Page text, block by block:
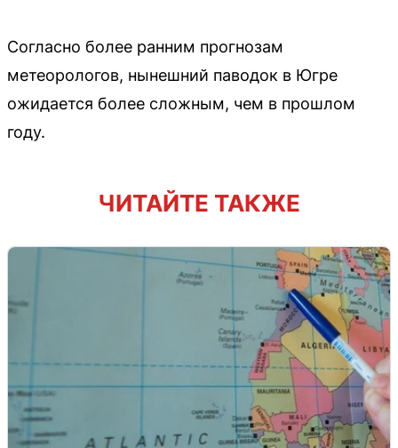
Согласно более ранним прогнозам
метеорологов, нынешний паводок в Югре
ожидается более сложным, чем в прошлом
году.
ЧИТАЙТЕ ТАКЖЕ